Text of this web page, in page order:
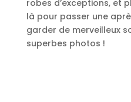
robes d’exceptions, et
là pour passer une
garder de merveilleux
superbes photos !